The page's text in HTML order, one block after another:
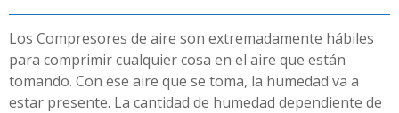
Los Compresores de aire son extremadamente hábiles
para comprimir cualquier cosa en el aire que están
tomando. Con ese aire que se toma, la humedad va a
estar presente. La cantidad de humedad dependiente de